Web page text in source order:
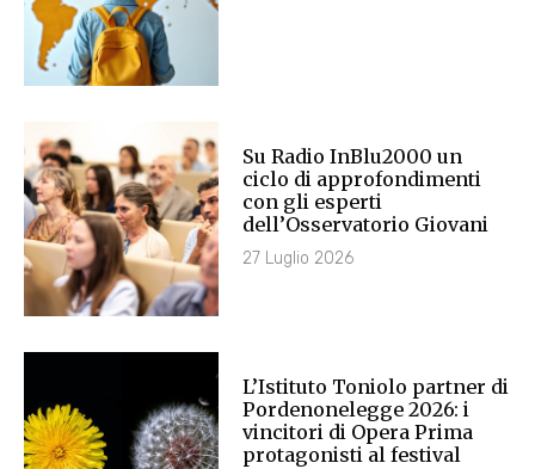
Su Radio InBlu2000 un
ciclo di approfondimenti
con gli esperti
dell’Osservatorio Giovani
27 Luglio 2026
L’Istituto Toniolo partner di
Pordenonelegge 2026: i
vincitori di Opera Prima
protagonisti al festival